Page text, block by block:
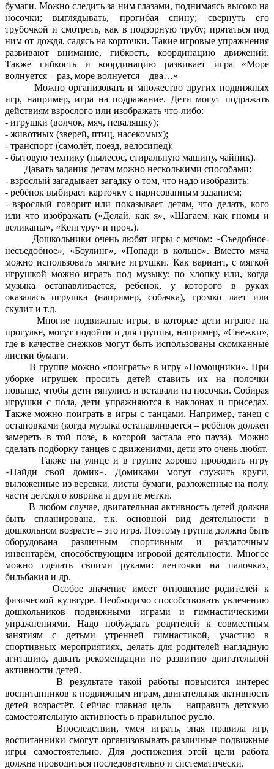
бумаги. Можно следить за ним глазами, поднимаясь высоко на
носочки; выглядывать, прогибая спину; свернуть его
трубочкой и смотреть, как в подзорную трубу; прятаться под
ним от дождя, садясь на корточки. Такие игровые упражнения
развивают внимание, гибкость, координацию движений.
Также гибкость и координацию развивает игра «Море
волнуется – раз, море волнуется – два…»
Можно организовать и множество других подвижных
игр, например, игра на подражание. Дети могут подражать
действиям взрослого или изображать что-либо:
- игрушки (волчок, мяч, неваляшку);
- животных (зверей, птиц, насекомых);
- транспорт (самолёт, поезд, велосипед);
- бытовую технику (пылесос, стиральную машину, чайник).
Давать задания детям можно несколькими способами:
- взрослый загадывает загадку о том, что надо изобразить;
- ребёнок выбирает карточку с нарисованным заданием;
- взрослый говорит или показывает детям, что делать, кого
или что изображать («Делай, как я», «Шагаем, как гномы и
великаны», «Кенгуру» и проч.).
Дошкольники очень любят игры с мячом: «Съедобное-
несъедобное», «Боулинг», «Попади в кольцо». Вместо мяча
можно использовать мягкие игрушки. Как вариант, с мягкой
игрушкой можно играть под музыку; по хлопку или, когда
музыка останавливается, ребёнок, у которого в руках
оказалась игрушка (например, собачка), громко лает или
скулит и т.д.
Многие подвижные игры, в которые дети играют на
прогулке, могут подойти и для группы, например, «Снежки»,
где в качестве снежков могут быть использованы скомканные
листки бумаги.
В группе можно «поиграть» в игру «Помощники». При
уборке игрушек просить детей ставить их на полочки
повыше, чтобы дети тянулись и вставали на носочки. Собирая
игрушки с пола, дети упражняются в наклонах и приседах.
Также можно поиграть в игры с танцами. Например, танец с
остановками (когда музыка останавливается – ребёнок должен
замереть в той позе, в которой застала его пауза). Можно
сделать подборку танцев с движениями, дети это очень любят.
Также на улице и в группе хорошо проводить игру
«Найди свой домик». Домиками могут служить круги,
выложенные из веревки, листы бумаги, разложенные на полу,
части детского коврика и другие метки.
В любом случае, двигательная активность детей должна
быть спланирована, т.к. основной вид деятельности в
дошкольном возрасте – это игра. Поэтому группа должна быть
оборудована различным спортивным и раздаточным
инвентарём, способствующим игровой деятельности. Многое
можно сделать своими руками: ленточки на палочках,
бильбакия и др.
Особое значение имеет отношение родителей к
физической культуре. Необходимо способствовать увлечению
дошкольников подвижными играми и гимнастическими
упражнениями. Надо побуждать родителей к совместным
занятиям с детьми утренней гимнастикой, участию в
спортивных мероприятиях, делать для родителей наглядную
агитацию, давать рекомендации по развитию двигательной
активности детей.
В результате такой работы повысится интерес
воспитанников к подвижным играм, двигательная активность
детей возрастёт. Сейчас главная цель – направить детскую
самостоятельную активность в правильное русло.
Впоследствии, умея играть, зная правила игр,
воспитанники смогут организовывать различные подвижные
игры самостоятельно. Для достижения этой цели работа
должна проводиться последовательно и систематически.